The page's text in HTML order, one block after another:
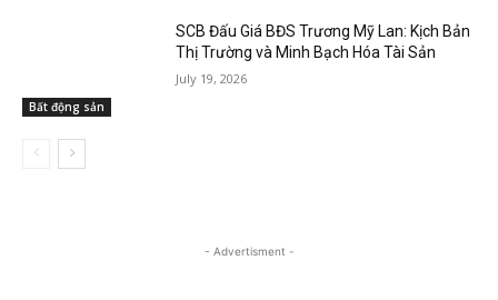
Bất động sản
SCB Đấu Giá BĐS Trương Mỹ Lan: Kịch Bản
Thị Trường và Minh Bạch Hóa Tài Sản
July 19, 2026
- Advertisment -